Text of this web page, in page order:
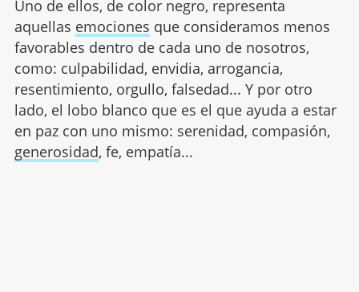
Uno de ellos, de color negro, representa
aquellas emociones que consideramos menos
favorables dentro de cada uno de nosotros,
como: culpabilidad, envidia, arrogancia,
resentimiento, orgullo, falsedad... Y por otro
lado, el lobo blanco que es el que ayuda a estar
en paz con uno mismo: serenidad, compasión,
generosidad, fe, empatía...